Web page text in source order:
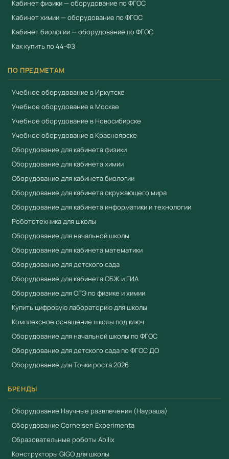
Bluetooth для коммуникации со внешними
устройствами. Робототехнический контроллер
обеспечивает возможность программирования с
распространяемой среды Arduino IDE, а также
помощью среды ROS.
3. Вычислительный модуль со встроенным
микроконтроллером - 1шт. Вычислительный модуль
должен обладать встроенными цифровыми портами -
12шт и аналоговыми портами- 12шт. Вычислительный
модуль обладает встроенным модулем беспроводной
связи типа Bluetooth и WiFi для создания аппаратно-
программных решений и "умных/смарт"-устройств для
разработки решений "Интернет вещей".
Вычислительный модуль обладает совместимостью с
периферийными платами для подключения к сети
Ethernet и подключения внешней силовой нагрузки.
4. Модуль технического зрения, представляющий
собой устройство на базе вычислительного
микроконтроллера и интегрированной камеры,
обеспечивающее распознавание простейших
изображений на модуле за счет собственных
вычислительных возможностей - 1шт; Модуль
технического зрения обеспечивает возможность
HSV составляющих, площади обнаруживаемой области
изображения, округлости обнаруживаемой области
относительно друг друга Модуль технического зрения
имеет встроенные интерфейсы - SPI , UART, I2C или TTL
Кабинет физики — оборудование по ФГОС
Кабинет химии — оборудование по ФГОС
Кабинет биологии — оборудование по ФГОС
Как купить по 44-ФЗ
ПО ПРЕДМЕТАМ
Учебное оборудование в Иркутске
Учебное оборудование в Москве
Учебное оборудование в Новосибирске
Учебное оборудование в Красноярске
Оборудование для кабинета физики
Оборудование для кабинета химии
Оборудование для кабинета биологии
Оборудование для кабинета окружающего мира
Оборудование для кабинета информатики и технологии
Робототехника для школы
Оборудование для начальной школы
Оборудование для кабинета математики
Оборудование для детского сада
Оборудование для кабинета ОБЖ и ГИА
Оборудование для ОГЭ по физике и химии
Купить цифровую лабораторию для школы
Комплексное оснащение школы под ключ
Оборудование для начальной школы по ФГОС
Оборудование для детского сада по ФГОС ДО
Оборудование для Точки роста 2026
БРЕНДЫ
Оборудование Научные развлечения (Наураша)
Оборудование Cornelsen Experimenta
Образовательные роботы Abilix
Конструкторы GIGO для школы